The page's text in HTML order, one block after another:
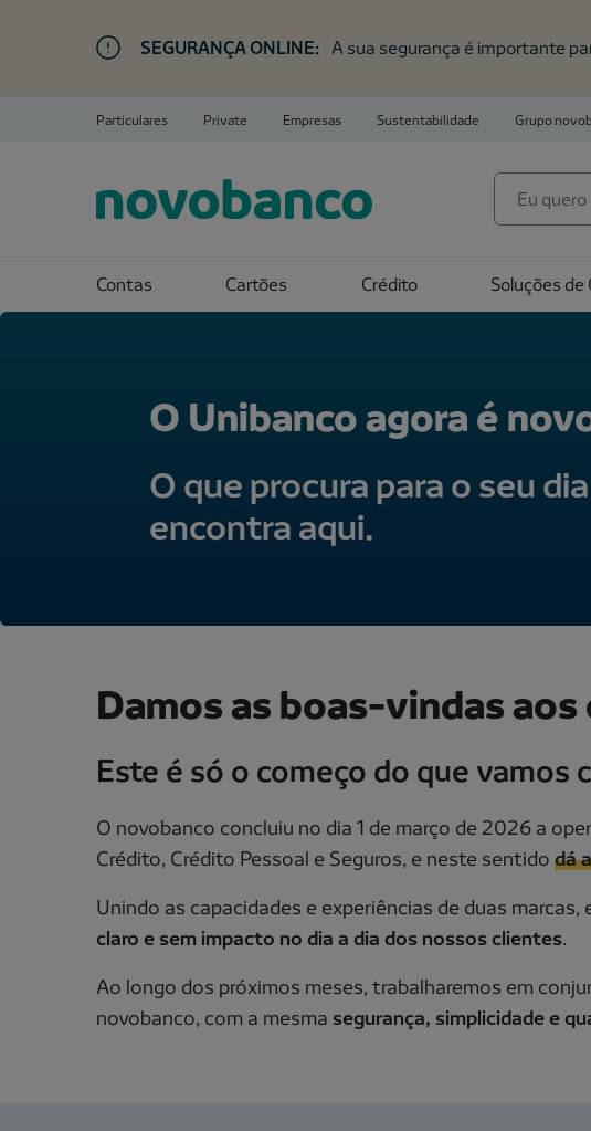
SEGURANÇA ONLINE: A sua segurança é importante
Particulares Private Empresas Sustentabilidade Grupo
Contas Cartões Crédito Soluções
O Unibanco agora é
O que procura para o seu
encontra aqui.
Damos as boas-vindas
Este é só o começo do que vamos
O novobanco concluiu no dia 1 de março de 2026 a
Crédito, Crédito Pessoal e Seguros, e neste sentido dá
Unindo as capacidades e experiências de duas marcas,
claro e sem impacto no dia a dia dos nossos clientes.
Ao longo dos próximos meses, trabalharemos em
novobanco, com a mesma segurança, simplicidade e